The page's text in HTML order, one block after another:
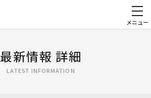
メニュー
最新情報 詳細
LATEST INFORMATION